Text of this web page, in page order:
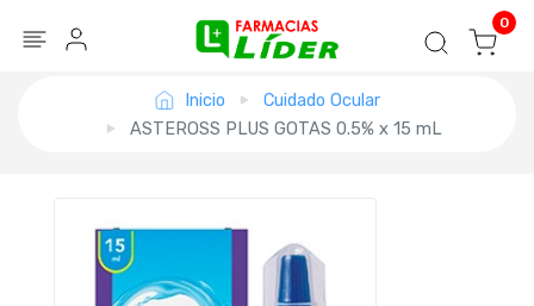
Seguir mi pedido 0
Inicio
Cuidado Ocular
ASTEROSS PLUS GOTAS 0.5% x 15 mL